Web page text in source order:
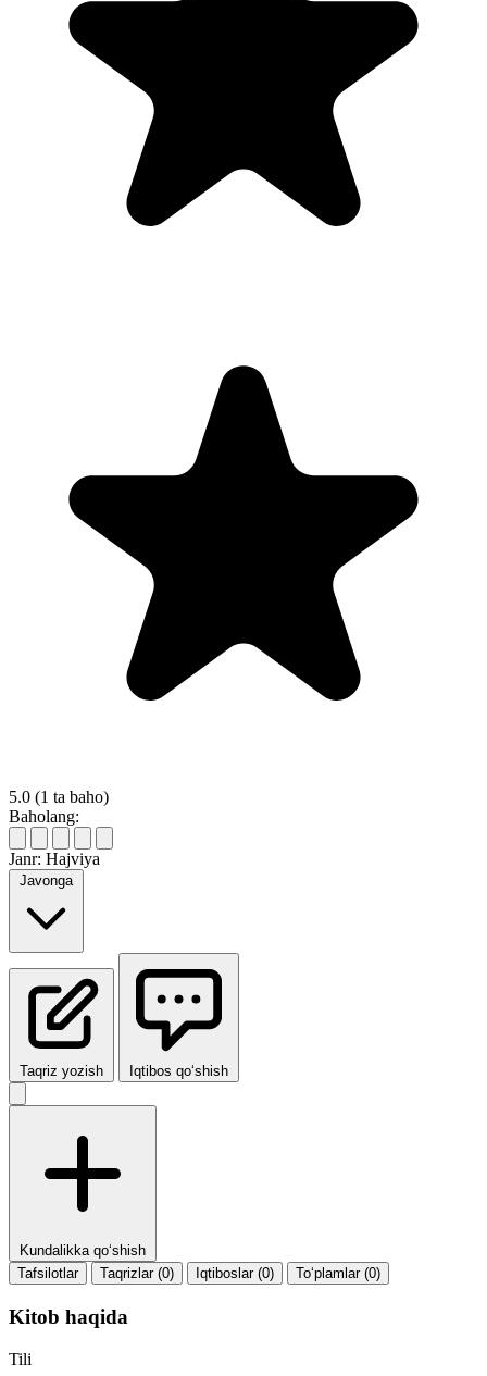
5.0 (1 ta baho)
Baholang:
Janr: Hajviya
Javonga
Taqriz yozish Iqtibos qo‘shish
Kundalikka qo‘shish
Tafsilotlar
Taqrizlar (0) Iqtiboslar (0) To‘plamlar (0)
Kitob haqida
Tili